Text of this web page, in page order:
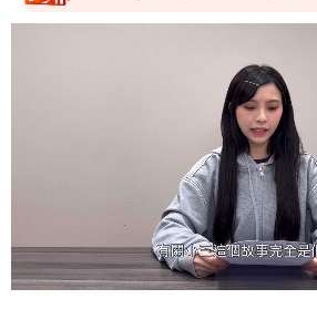
台積電一檔狂賺76億
賴清德「總統級嘲諷」
總帳一次掀翻
70歲姜厚任攜小2輪女
駐英台北代表處徵助
內容讓人看傻
白海豚明恐海警！全台
Unmute Loaded:
21.31%